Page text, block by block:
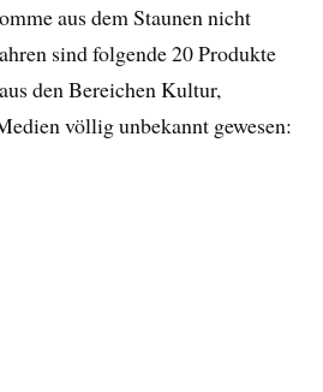
aus dem Staunen nicht
sind folgende 20 Produkte
den Bereichen Kultur,
völlig unbekannt gewesen: